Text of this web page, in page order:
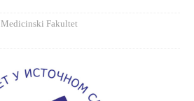
Medicinski Fakultet